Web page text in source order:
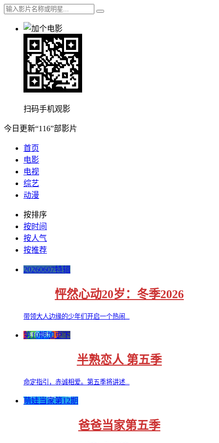
扫码手机观影
今日更新“116”部影片
首页
电影
电视
综艺
动漫
按排序
按时间
按人气
按推荐
20260607特辑
怦然心动20岁：冬季2026
带领大人边缘的少年们开启一个热闹...
第10期加更下
半熟恋人 第五季
命定指引，赤诚相爱。第五季将讲述...
萌娃当家第12期
爸爸当家第五季